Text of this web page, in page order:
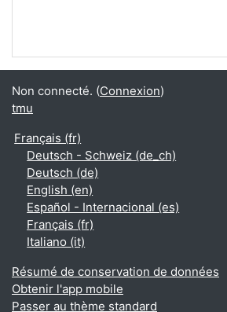
Non connecté. (Connexion)
tmu
Français ‎(fr)‎
Deutsch - Schweiz ‎(de_ch)‎
Deutsch ‎(de)‎
English ‎(en)‎
Español - Internacional ‎(es)‎
Français ‎(fr)‎
Italiano ‎(it)‎
Résumé de conservation de données
Obtenir l'app mobile
Passer au thème standard